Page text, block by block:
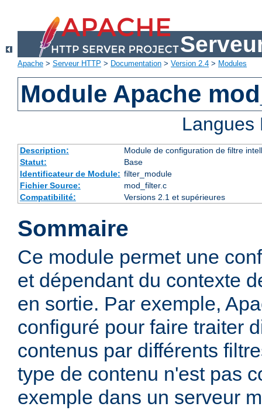
Apache > Serveur HTTP > Documentation > Version 2.4 > Modules
Module Apache
Description:
Module de configuration de filtre
Statut:
Base
Identificateur de Module: filter_module
Fichier Source:
mod_filter.c
Compatibilité:
Versions 2.1 et supérieures
Sommaire
Ce module permet une
et dépendant du contexte
en sortie. Par exemple,
configuré pour faire traiter
contenus par différents
type de contenu n'est pas
exemple dans un serveur